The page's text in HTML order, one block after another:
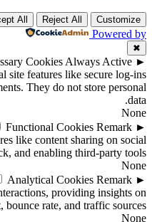
Customize
Reject All
All
Powered by
✖
►
Cookies Always Active
site features like secure log-ins
They do not store personal
data.
None
►
Functional Cookies Remark
like content sharing on social
and enabling third-party tools.
None
►
Analytical Cookies Remark
providing insights on
rate, and traffic sources.
None